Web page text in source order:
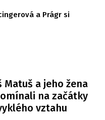
a Prágr si
Matuš a jeho žena
na začátky
vztahu